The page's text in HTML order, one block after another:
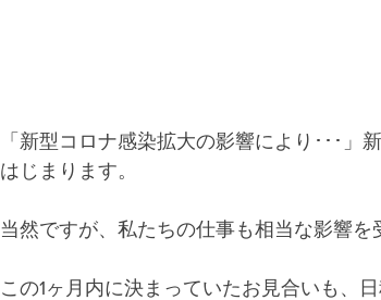
「新型コロナ感染拡大の影響により･･･」
はじまります。
当然ですが、私たちの仕事も相当な影響を
この1ヶ月内に決まっていたお見合いも、